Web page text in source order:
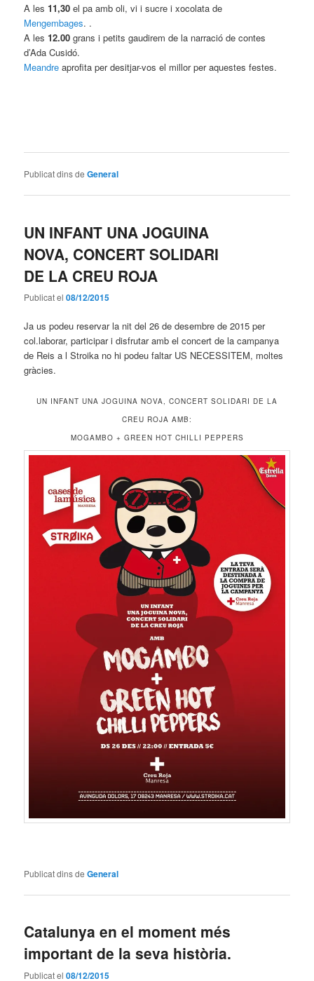
A les11,30el pa amb oli, vi i sucre i xocolata de
Mengembages. .
A les12.00 grans i petits gaudirem de la narració de contes
d’Ada Cusidó.
Meandre aprofita per desitjar-vos el millor per aquestes festes.
Publicat dins de General
UN INFANT UNA JOGUINA
NOVA, CONCERT SOLIDARI
DE LA CREU ROJA
Publicat el08/12/2015
Ja us podeu reservar la nit del 26 de desembre de 2015 per
col.laborar, participar i disfrutar amb el concert de la campanya
de Reis a l Stroika no hi podeu faltar US NECESSITEM, moltes
gràcies.
UN INFANT UNA JOGUINA NOVA, CONCERT SOLIDARI DE LA
CREU ROJA AMB:
MOGAMBO + GREEN HOT CHILLI PEPPERS
Publicat dins de General
Catalunya en el moment més
important de la seva història.
Publicat el08/12/2015